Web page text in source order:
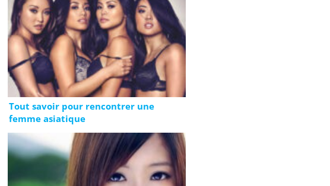
Tout savoir pour rencontrer une
femme asiatique